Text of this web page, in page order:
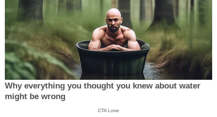
Why everything you thought you knew about water
might be wrong
CTA Love